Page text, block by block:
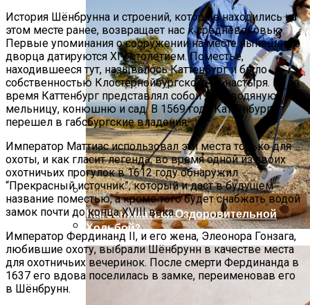
Рецепты Пасхальных Куличей На Соде
Как Заниматься Оздоровительной
Ходьбой?
История Шёнбрунна и строений, которые находились на
этом месте ранее, возвращает нас к средневековью.
Первые упоминания о сооружении на месте нынешнего
дворца датируются XIV столетием. Поместье,
находившееся тут, называлось Каттенбург и было
собственностью Клостернойбургского монастыря. На то
время Каттенбург представлял собой дом, водяную
мельницу, конюшню и сад. В 1569 году Каттенбург
перешел в габсбургские владения.
Император Маттиас использовал эти места только для
охоты, и как гласит легенда, во время одной из своих
охотничьих прогулок в 1612 году обнаружил
“Прекрасный источник”, который и даст в будущем
название поместью, а кроме того будет снабжать водой
замок почти до конца XVIII века.
Император Фердинанд II, и его жена, Элеонора Гонзага,
любившие охоту, выбрали Шёнбрунн в качестве места
для охотничьих вечеринок. После смерти Фердинанда в
1637 его вдова поселилась в замке, переименовав его
в Шёнбрунн.